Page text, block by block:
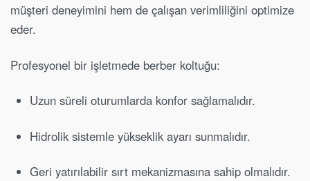
müşteri deneyimini hem de çalışan verimliliğini optimize
eder.
Profesyonel bir işletmede berber koltuğu:
Uzun süreli oturumlarda konfor sağlamalıdır.
Hidrolik sistemle yükseklik ayarı sunmalıdır.
Geri yatırılabilir sırt mekanizmasına sahip olmalıdır.